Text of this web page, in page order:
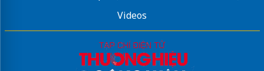
Videos